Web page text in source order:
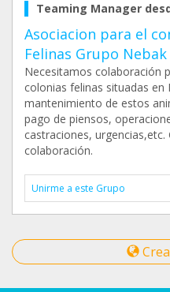
Teaming Manager
Asociacion para el
Felinas Grupo Nebak
Necesitamos colaboración
colonias felinas situadas en
mantenimiento de estos
pago de piensos,
castraciones, urgencias,etc.
colaboración.
Unirme a este Grupo